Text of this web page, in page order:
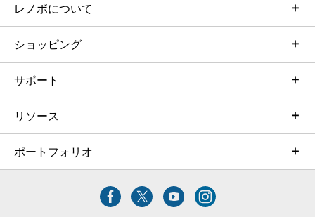
レノボについて
ショッピング
サポート
リソース
ポートフォリオ